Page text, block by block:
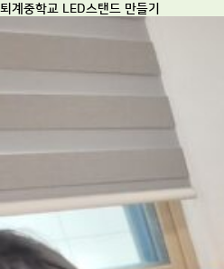
퇴계중학교 LED스탠드 만들기